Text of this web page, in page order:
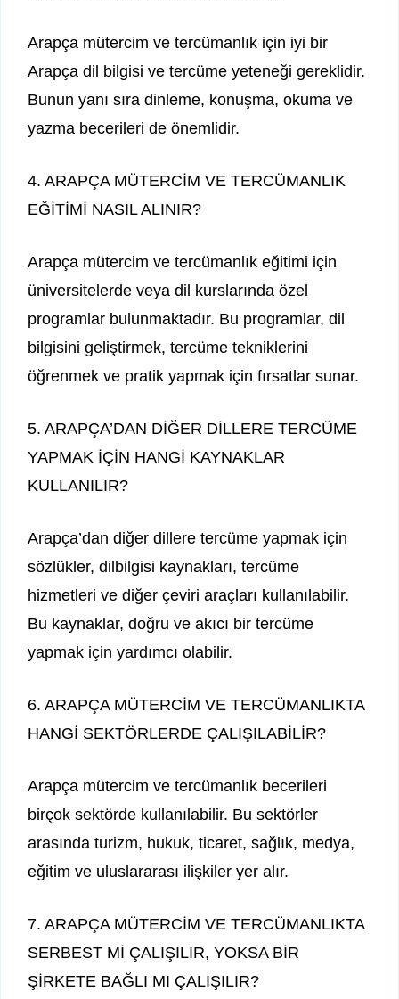
Arapça mütercim ve tercümanlık için iyi bir
Arapça dil bilgisi ve tercüme yeteneği gereklidir.
Bunun yanı sıra dinleme, konuşma, okuma ve
yazma becerileri de önemlidir.
4. ARAPÇA MÜTERCİM VE TERCÜMANLIK
EĞİTİMİ NASIL ALINIR?
Arapça mütercim ve tercümanlık eğitimi için
üniversitelerde veya dil kurslarında özel
programlar bulunmaktadır. Bu programlar, dil
bilgisini geliştirmek, tercüme tekniklerini
öğrenmek ve pratik yapmak için fırsatlar sunar.
5. ARAPÇA’DAN DİĞER DİLLERE TERCÜME
YAPMAK İÇİN HANGİ KAYNAKLAR
KULLANILIR?
Arapça’dan diğer dillere tercüme yapmak için
sözlükler, dilbilgisi kaynakları, tercüme
hizmetleri ve diğer çeviri araçları kullanılabilir.
Bu kaynaklar, doğru ve akıcı bir tercüme
yapmak için yardımcı olabilir.
6. ARAPÇA MÜTERCİM VE TERCÜMANLIKTA
HANGİ SEKTÖRLERDE ÇALIŞILABİLİR?
Arapça mütercim ve tercümanlık becerileri
birçok sektörde kullanılabilir. Bu sektörler
arasında turizm, hukuk, ticaret, sağlık, medya,
eğitim ve uluslararası ilişkiler yer alır.
7. ARAPÇA MÜTERCİM VE TERCÜMANLIKTA
SERBEST Mİ ÇALIŞILIR, YOKSA BİR
ŞİRKETE BAĞLI MI ÇALIŞILIR?